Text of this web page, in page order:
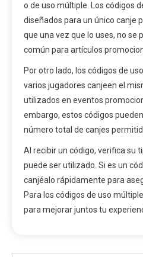
o de uso múltiple. Los códigos
diseñados para un único canje
que una vez que lo uses, no se
común para artículos
Por otro lado, los códigos de
varios jugadores canjeen el
utilizados en eventos
embargo, estos códigos
número total de canjes
Al recibir un código, verifica su
puede ser utilizado. Si es un
canjéalo rápidamente para
Para los códigos de uso
para mejorar juntos tu